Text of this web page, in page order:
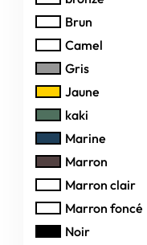
Brun
Camel
Gris
Jaune
kaki
Marine
Marron
Marron clair
Marron foncé
Noir